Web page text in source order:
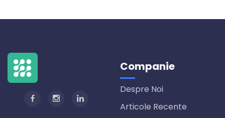
Companie
Despre Noi
Articole Recente